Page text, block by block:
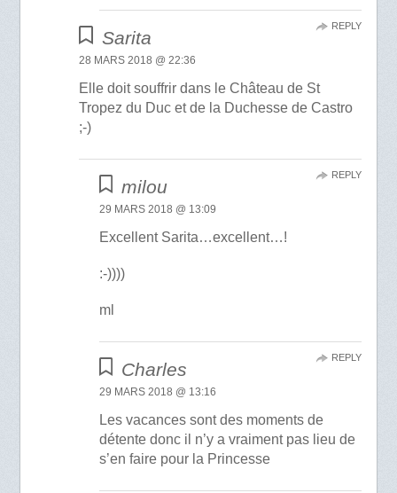
Sarita
28 MARS 2018 @ 22:36
Elle doit souffrir dans le Château de St
Tropez du Duc et de la Duchesse de Castro
;-)
REPLY
milou
29 MARS 2018 @ 13:09
Excellent Sarita…excellent…!
:-))))
ml
REPLY
Charles
29 MARS 2018 @ 13:16
Les vacances sont des moments de
détente donc il n’y a vraiment pas lieu de
s’en faire pour la Princesse
REPLY